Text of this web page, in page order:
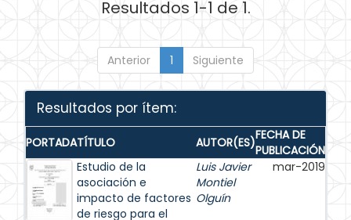
Resultados 1-1 de 1.
Anterior 1 Siguiente
Resultados por ítem:
PORTADATÍTULO AUTOR(ES)FECHA DE
PUBLICACIÓN
Estudio de la
asociación e
impacto de factores
de riesgo para el
Luis Javier
Montiel
Olguín
mar-2019